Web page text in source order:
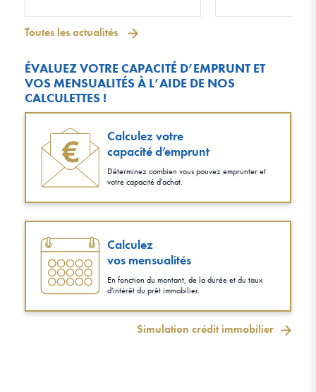
Toutes les actualités
ÉVALUEZ VOTRE CAPACITÉ D’EMPRUNT ET
VOS MENSUALITÉS À L’AIDE DE NOS
CALCULETTES !
Calculez votre
capacité d’emprunt
Déterminez combien vous pouvez emprunter et
votre capacité d'achat.
Calculez
vos mensualités
En fonction du montant, de la durée et du taux
d'intérêt du prêt immobilier.
Simulation crédit immobilier